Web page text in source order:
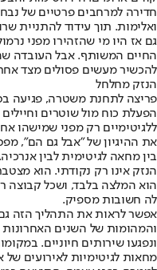
חדירה למרחבים פרטיים של
ואלימות. תוך עידוד להתניית
גם אז היו מי שהזהירו מפני
החיים המשותף. אבל העובדה
להכשיר מעשים פסולים מצד
הנזק מחלחל
פריצה לתחנת משטרה, פגיעה
הפעלת כוח מול שוטרים
ללגיטימיים רק מפני שמישהו
את ההיגיון של "אבל גם הם",
בין מחאה לגיטימית לבין אנרכיה.
הנזק אינו רק נקודתי. הוא
הוא המלצה בלבד, ושכל קבוצה
לה חשובות מספיק.
אפשר לראות את התהליך הזה
והמהומות של השנים האחרונות
ונפגעו שירותים חיוניים.
מחאות לגיטימיות לאירועים